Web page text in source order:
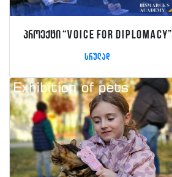
პროექტი “Voice For Diplomacy”
სრულად